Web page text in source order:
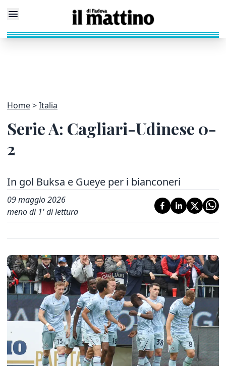
Home Italia
Serie A: Cagliari-Udinese 0-
2
In gol Buksa e Gueye per i bianconeri
09 maggio 2026
meno di 1' di lettura